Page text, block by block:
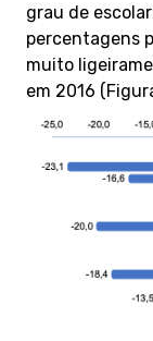
grau de
percentagens
muito
em 2016